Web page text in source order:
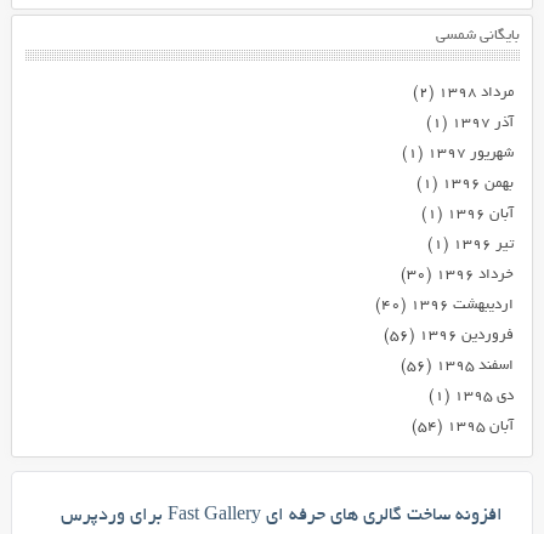
بایگانی شمسی
مرداد ۱۳۹۸
(۲)
آذر ۱۳۹۷
(۱)
شهریور ۱۳۹۷
(۱)
بهمن ۱۳۹۶
(۱)
آبان ۱۳۹۶
(۱)
تیر ۱۳۹۶
(۱)
خرداد ۱۳۹۶
(۳۰)
اردیبهشت ۱۳۹۶
(۴۰)
فروردین ۱۳۹۶
(۵۶)
اسفند ۱۳۹۵
(۵۶)
دی ۱۳۹۵
(۱)
آبان ۱۳۹۵
(۵۴)
افزونه ساخت گالری های حرفه ای Fast Gallery برای وردپرس